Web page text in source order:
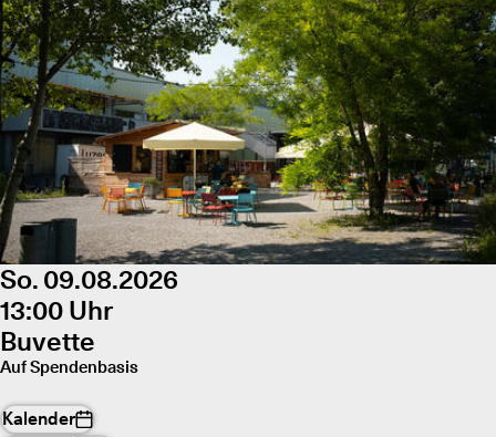
So. 09.08.2026
13:00 Uhr
Buvette
Auf Spendenbasis
Kalender